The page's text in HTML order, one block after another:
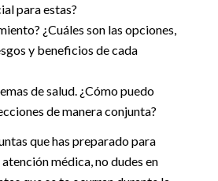
para estas?
¿Cuáles son las opciones,
y beneficios de cada
de salud. ¿Cómo puedo
de manera conjunta?
que has preparado para
médica, no dudes en